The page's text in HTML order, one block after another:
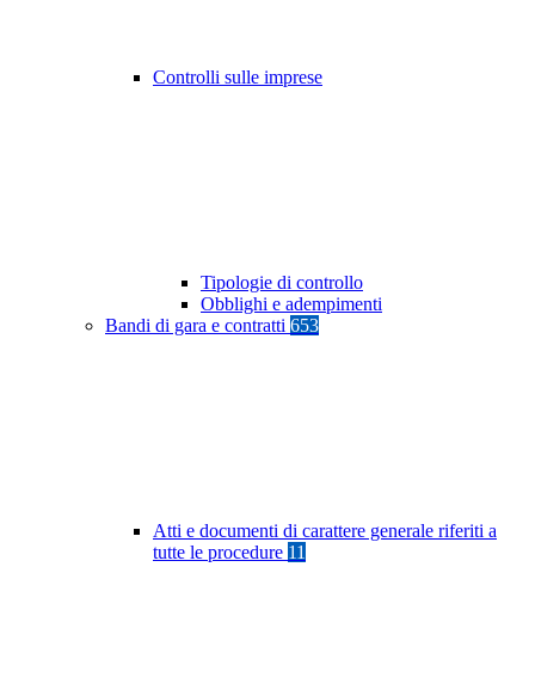
Controlli sulle imprese
Tipologie di controllo
Obblighi e adempimenti
Bandi di gara e contratti 653
Atti e documenti di carattere generale riferiti a
tutte le procedure 11